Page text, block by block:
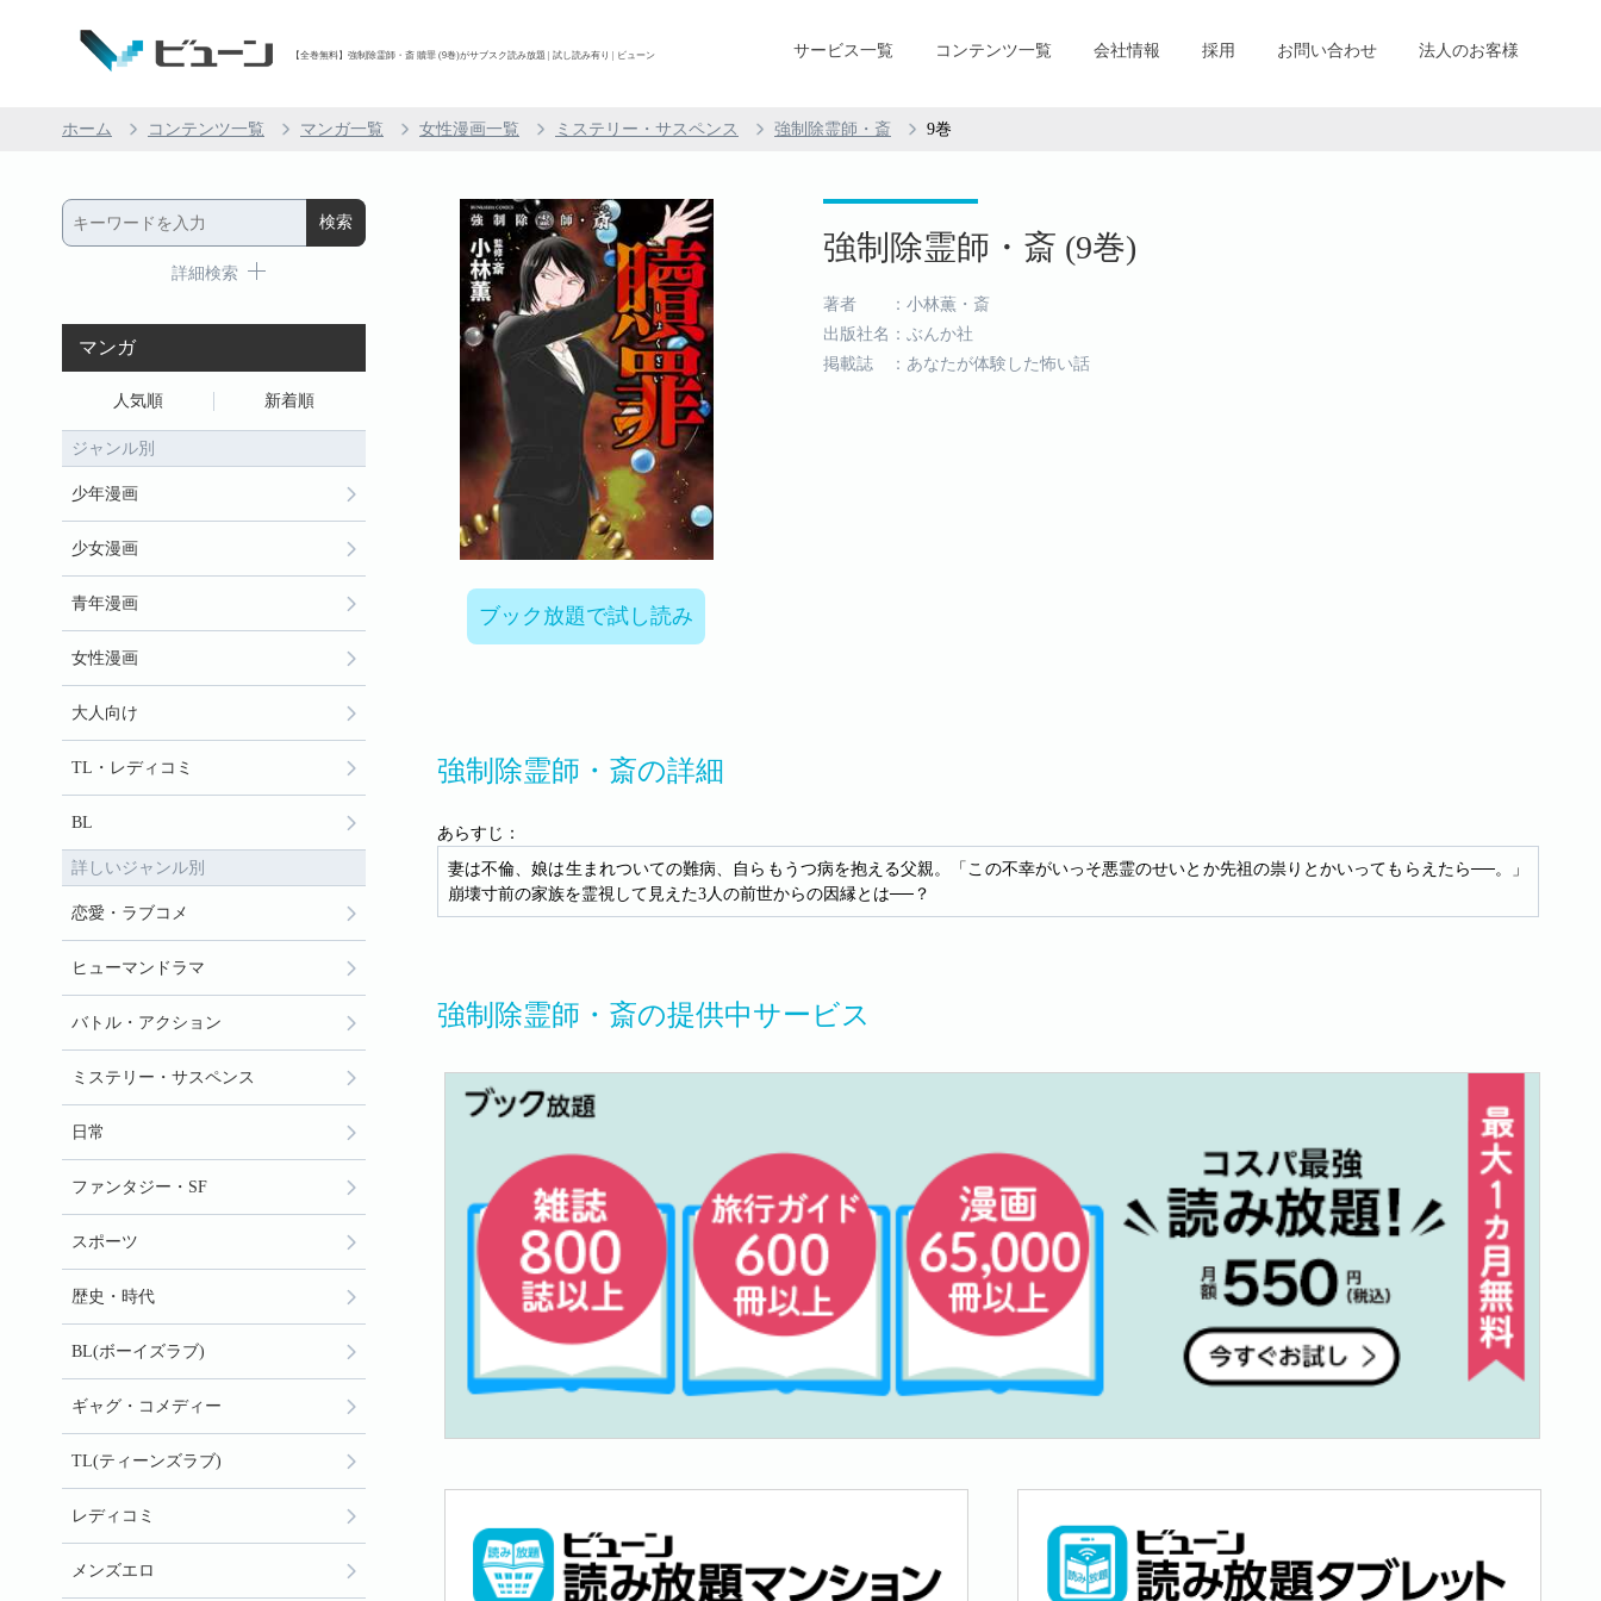
【全巻無料】強制除霊師・斎 贖罪 (9巻)がサブスク読み放題 | 試し読み有り | ビューン サービス一覧 コンテンツ一覧 会社情報 採用 お問い合わせ 法人のお客様
ホーム コンテンツ一覧 マンガ一覧 女性漫画一覧 ミステリー・サスペンス 強制除霊師・斎 9巻
ブック放題で試し読み
強制除霊師・斎 (9巻)
著者 ：小林薫・斎
出版社名：ぶんか社
掲載誌 ：あなたが体験した怖い話
強制除霊師・斎の詳細
あらすじ：
妻は不倫、娘は生まれついての難病、自らもうつ病を抱える父親。「この不幸がいっそ悪霊のせいとか先祖の祟りとかいってもらえたら──。」
崩壊寸前の家族を霊視して見えた3人の前世からの因縁とは──？
強制除霊師・斎の提供中サービス
詳細検索
マンガ
人気順 新着順
ジャンル別
少年漫画
少女漫画
青年漫画
女性漫画
大人向け
TL・レディコミ
BL
詳しいジャンル別
恋愛・ラブコメ
ヒューマンドラマ
バトル・アクション
ミステリー・サスペンス
日常
ファンタジー・SF
スポーツ
歴史・時代
BL(ボーイズラブ)
ギャグ・コメディー
TL(ティーンズラブ)
レディコミ
メンズエロ